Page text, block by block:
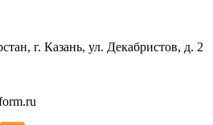
г. Казань, ул. Декабристов, д. 2